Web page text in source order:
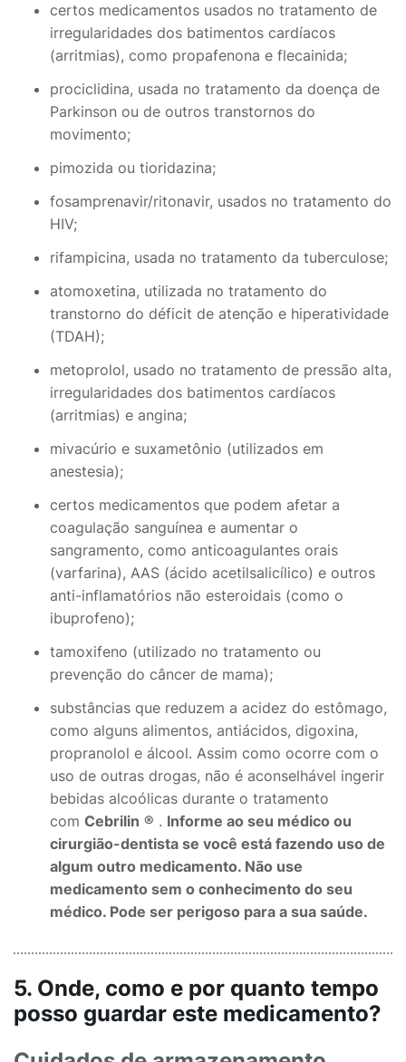
certos medicamentos usados no tratamento de
irregularidades dos batimentos cardíacos
(arritmias), como propafenona e flecainida;
prociclidina, usada no tratamento da doença de
Parkinson ou de outros transtornos do
movimento;
pimozida ou tioridazina;
fosamprenavir/ritonavir, usados no tratamento do
HIV;
rifampicina, usada no tratamento da tuberculose;
atomoxetina, utilizada no tratamento do
transtorno do déficit de atenção e hiperatividade
(TDAH);
metoprolol, usado no tratamento de pressão alta,
irregularidades dos batimentos cardíacos
(arritmias) e angina;
mivacúrio e suxametônio (utilizados em
anestesia);
certos medicamentos que podem afetar a
coagulação sanguínea e aumentar o
sangramento, como anticoagulantes orais
(varfarina), AAS (ácido acetilsalicílico) e outros
anti-inflamatórios não esteroidais (como o
ibuprofeno);
tamoxifeno (utilizado no tratamento ou
prevenção do câncer de mama);
substâncias que reduzem a acidez do estômago,
como alguns alimentos, antiácidos, digoxina,
propranolol e álcool. Assim como ocorre com o
uso de outras drogas, não é aconselhável ingerir
bebidas alcoólicas durante o tratamento
com Cebrilin ® . Informe ao seu médico ou
cirurgião-dentista se você está fazendo uso de
algum outro medicamento. Não use
medicamento sem o conhecimento do seu
médico. Pode ser perigoso para a sua saúde.
5. Onde, como e por quanto tempo
posso guardar este medicamento?